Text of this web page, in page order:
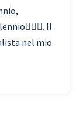
Il
nel mio